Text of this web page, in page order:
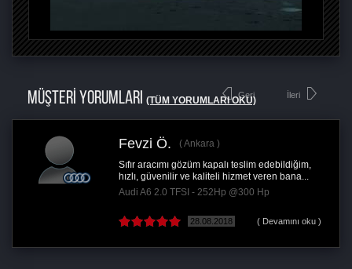
MÜŞTERİ YORUMLARI (TÜM YORUMLARI OKU)
Geri
Fevzi Ö.
Ankara
Sıfır aracımı gözüm kapalı teslim edebildiğim,
hızlı, güvenilir ve kaliteli hizmet veren bana...
Audi A6 2.0 TFSI - 252Hp @300 Hp
28.08.2018 ( Devamını oku )
İleri